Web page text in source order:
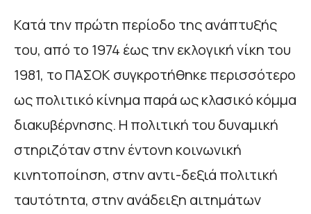
Κατά την πρώτη περίοδο της ανάπτυξής
του, από το 1974 έως την εκλογική νίκη του
1981, το ΠΑΣΟΚ συγκροτήθηκε περισσότερο
ως πολιτικό κίνημα παρά ως κλασικό κόμμα
διακυβέρνησης. Η πολιτική του δυναμική
στηριζόταν στην έντονη κοινωνική
κινητοποίηση, στην αντι-δεξιά πολιτική
ταυτότητα, στην ανάδειξη αιτημάτων